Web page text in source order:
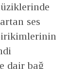
ses
dair bağ